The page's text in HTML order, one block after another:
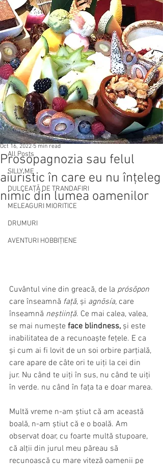
Post
All Posts
SILLY ME
DULCEAȚĂ DE TRANDAFIRI
MELEAGURI MIORITICE
DRUMURI
AVENTURI HOBBIȚIENE
All Posts
Prosopagnozia sau felul
aiuristic în care eu nu înțeleg
nimic din lumea oamenilor
Oct 16, 2022 5 min read
Cuvântul vine din greacă, de la prósōpon
care înseamnă față, și agnōsía, care
înseamnă neștiință. Ce mai calea, valea,
se mai numește face blindness, și este
inabilitatea de a recunoaște fețele. E ca
și cum ai fi lovit de un soi orbire parțială,
care apare de câte ori te uiți la cei din
jur. Nu când te uiți în sus, nu când te uiți
în verde. nu când în fața ta e doar marea.
Multă vreme n-am știut că am această
boală, n-am știut că e o boală. Am
observat doar, cu foarte multă stupoare,
că alții din jurul meu păreau să
recunoască cu mare viteză oamenii pe